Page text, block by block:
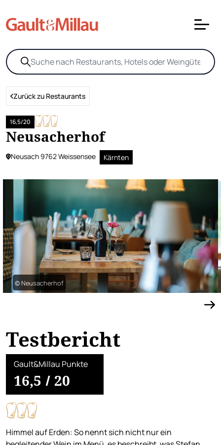
Zurück zu Restaurants
Neusacherhof
16,5/20
Neusach 9762 Weissensee Kärnten
© Neusacherhof
Testbericht
Gault&Millau Punkte
16,5 / 20
Himmel auf Erden: So nennt sich nicht nur ein